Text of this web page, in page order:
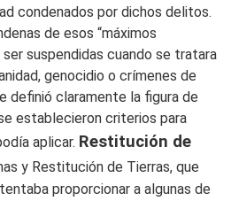
condenados por dichos delitos.
de esos “máximos
suspendidas cuando se tratara
genocidio o crímenes de
definió claramente la figura de
establecieron criterios para
aplicar. Restitución de
y Restitución de Tierras, que
proporcionar a algunas de